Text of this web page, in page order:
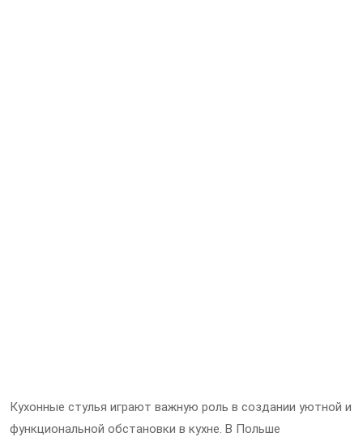
Кухонные стулья играют важную роль в создании уютной и
функциональной обстановки в кухне. В Польше